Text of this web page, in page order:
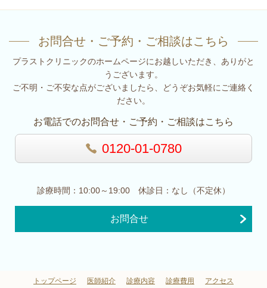
お問合せ・ご予約・ご相談はこちら
プラストクリニックのホームページにお越しいただき、ありがと
うございます。
ご不明・ご不安な点がございましたら、どうぞお気軽にご連絡く
ださい。
お電話でのお問合せ・ご予約・ご相談はこちら
0120-01-0780
診療時間：10:00～19:00 休診日：なし（不定休）
お問合せ
トップページ 医師紹介 診療内容 診療費用
アクセス